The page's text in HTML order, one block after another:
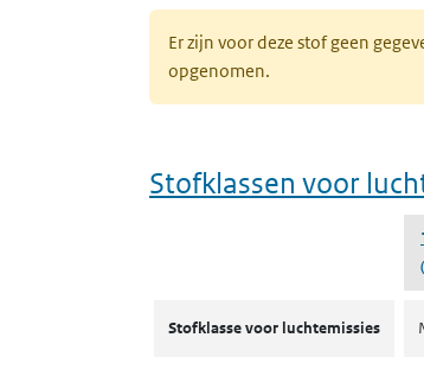
Er zijn voor deze stof geen
opgenomen.
Stofklassen voor
Stofklasse voor luchtemissies